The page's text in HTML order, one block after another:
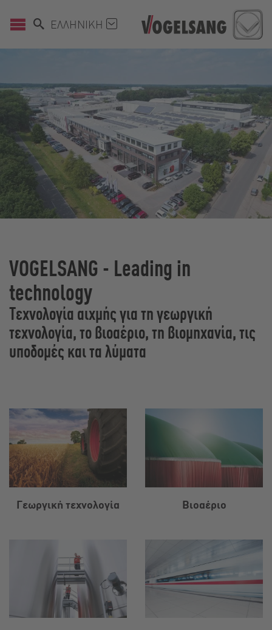
ΕΛΛΗΝΙΚΉ
VOGELSANG - Leading in
technology
Τεχνολογία αιχμής για τη γεωργική
τεχνολογία, το βιοαέριο, τη βιομηχανία, τις
υποδομές και τα λύματα
Γεωργική τεχνολογία Βιοαέριο